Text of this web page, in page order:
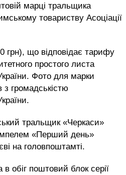
марці тральщика
товариству Асоціації
грн), що відповідає тарифу
простого листа
Фото для марки
з громадськістю
тральщик «Черкаси»
«Перший день»
на головпоштамті.
обіг поштовий блок серії